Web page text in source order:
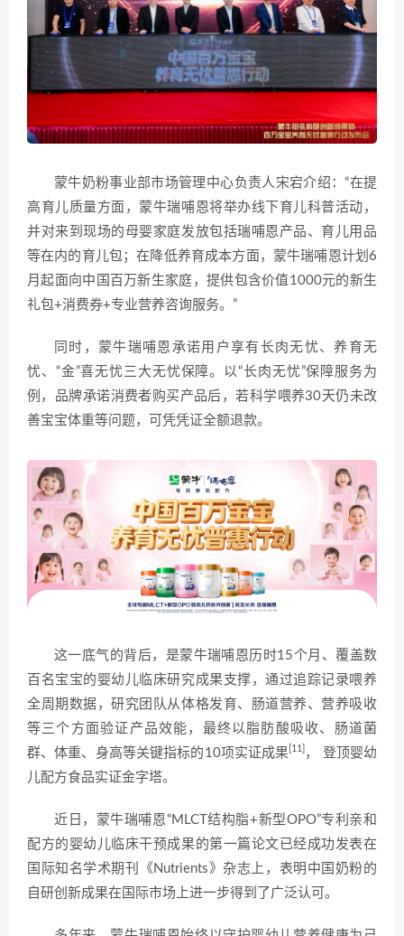
蒙牛奶粉事业部市场管理中心负责人宋宕介绍：“在提
高育儿质量方面，蒙牛瑞哺恩将举办线下育儿科普活动，
并对来到现场的母婴家庭发放包括瑞哺恩产品、育儿用品
等在内的育儿包；在降低养育成本方面，蒙牛瑞哺恩计划6
月起面向中国百万新生家庭，提供包含价值1000元的新生
礼包+消费券+专业营养咨询服务。”
同时，蒙牛瑞哺恩承诺用户享有长肉无忧、养育无
忧、“金”喜无忧三大无忧保障。以“长肉无忧”保障服务为
例，品牌承诺消费者购买产品后，若科学喂养30天仍未改
善宝宝体重等问题，可凭凭证全额退款。
这一底气的背后，是蒙牛瑞哺恩历时15个月、覆盖数
百名宝宝的婴幼儿临床研究成果支撑，通过追踪记录喂养
全周期数据，研究团队从体格发育、肠道营养、营养吸收
等三个方面验证产品效能，最终以脂肪酸吸收、肠道菌
群、体重、身高等关键指标的10项实证成果 [11]
， 登顶婴幼
儿配方食品实证金字塔。
近日，蒙牛瑞哺恩“MLCT结构脂+新型OPO”专利亲和
配方的婴幼儿临床干预成果的第一篇论文已经成功发表在
国际知名学术期刊《Nutrients》杂志上，表明中国奶粉的
自研创新成果在国际市场上进一步得到了广泛认可。